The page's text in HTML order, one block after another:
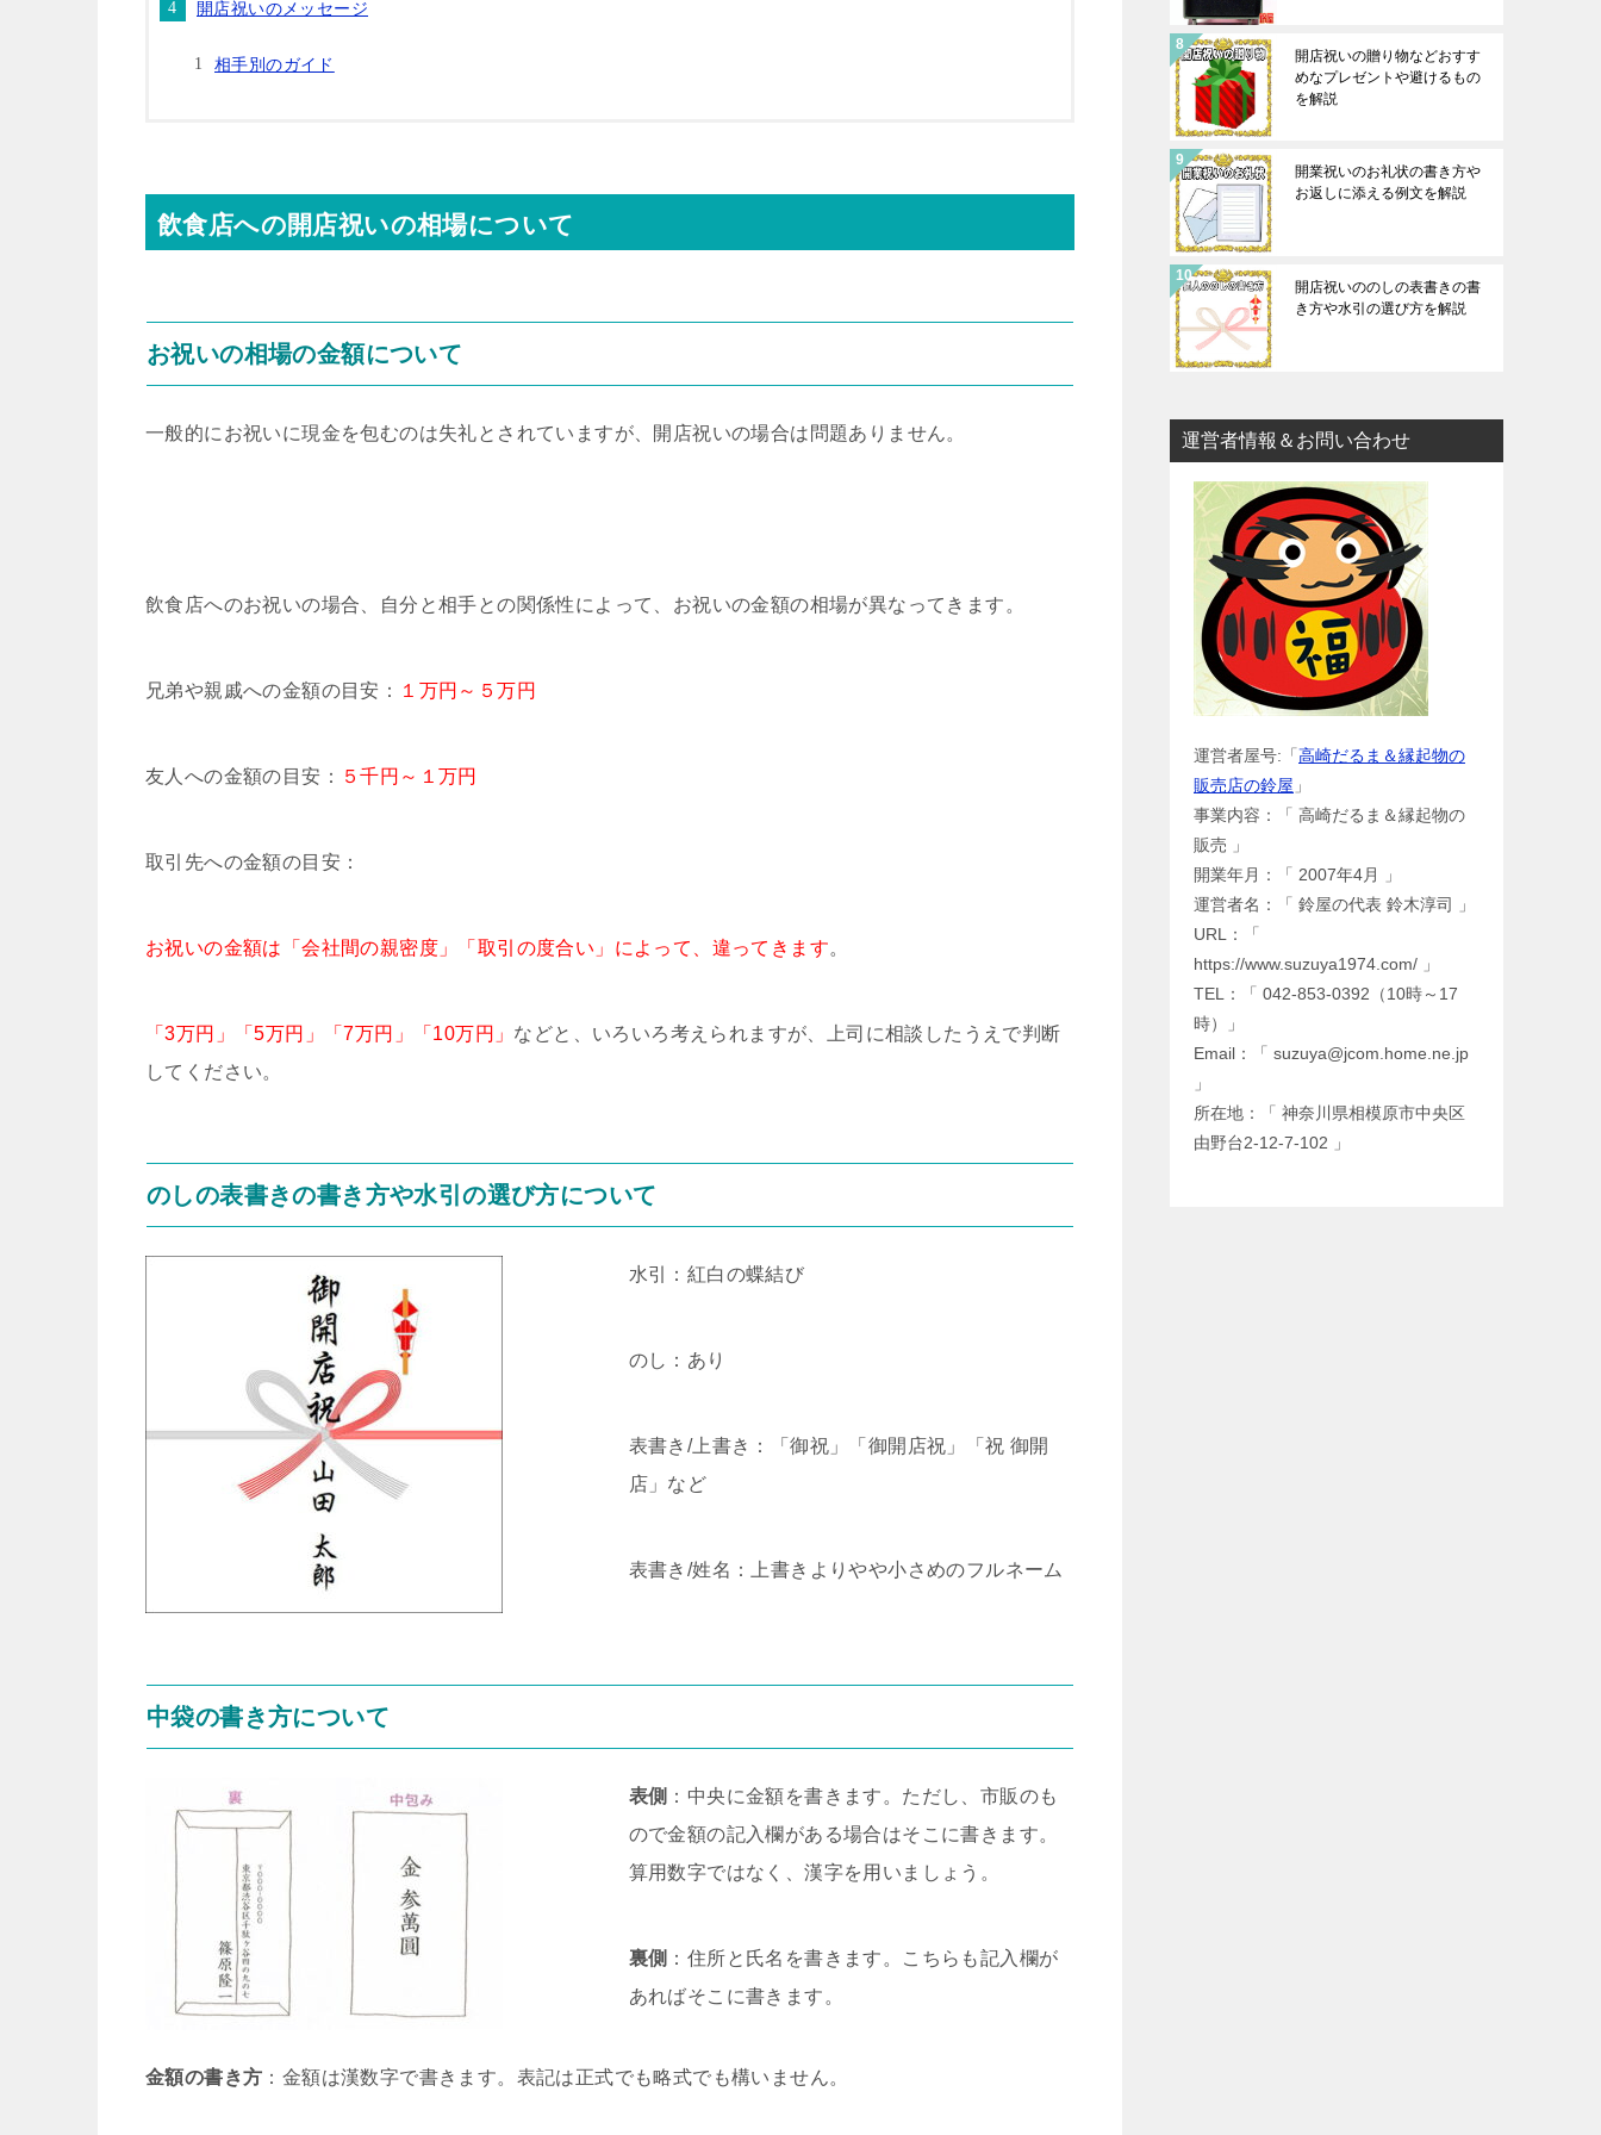
開店祝いのメッセージ
相手別のガイド
飲食店への開店祝いの相場について
お祝いの相場の金額について
一般的にお祝いに現金を包むのは失礼とされていますが、開店祝いの場合は問題ありません。
飲食店へのお祝いの場合、自分と相手との関係性によって、お祝いの金額の相場が異なってきます。
兄弟や親戚への金額の目安： １万円～５万円
友人への金額の目安： ５千円～１万円
取引先への金額の目安：
お祝いの金額は「会社間の親密度」「取引の度合い」によって、違ってきます。
「3万円」「5万円」「7万円」「10万円」 などと、いろいろ考えられますが、上司に相談したうえで判断
してください。
のしの表書きの書き方や水引の選び方について
水引：紅白の蝶結び
のし：あり
表書き/上書き：「御祝」「御開店祝」「祝 御開
店」など
表書き/姓名：上書きよりやや小さめのフルネーム
中袋の書き方について
表側 ：中央に金額を書きます。ただし、市販のも
ので金額の記入欄がある場合はそこに書きます。
算用数字ではなく、漢字を用いましょう。
裏側 ：住所と氏名を書きます。こちらも記入欄が
あればそこに書きます。
金額の書き方 ：金額は漢数字で書きます。表記は正式でも略式でも構いません。
開店祝いの贈り物などおすす
めなプレゼントや避けるもの
を解説
開業祝いのお礼状の書き方や
お返しに添える例文を解説
開店祝いののしの表書きの書
き方や水引の選び方を解説
運営者情報＆お問い合わせ
運営者屋号:「 高崎だるま＆縁起物の
販売店の鈴屋 」
事業内容：「 高崎だるま＆縁起物の
販売 」
開業年月：「 2007年4月 」
運営者名：「 鈴屋の代表 鈴木淳司 」
URL：「
https://www.suzuya1974.com/ 」
TEL：「 042-853-0392（10時～17
時）」
Email：「 suzuya@jcom.home.ne.jp
」
所在地：「 神奈川県相模原市中央区
由野台2-12-7-102 」